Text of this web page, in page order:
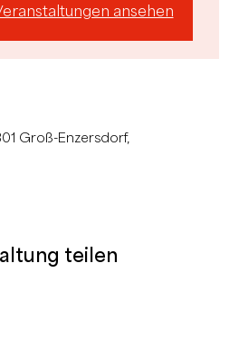
ansehen
Groß-Enzersdorf,
teilen